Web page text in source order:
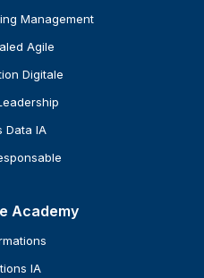
Management
Agile
Digitale
Data IA
Academy
IA